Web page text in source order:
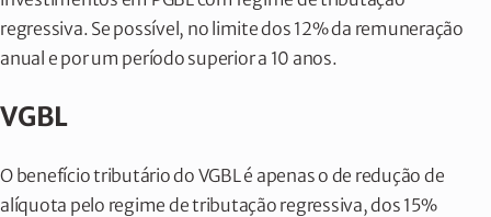
regressiva. Se possível, no limite dos 12% da remuneração
anual e por um período superior a 10 anos.
VGBL
O benefício tributário do VGBL é apenas o de redução de
alíquota pelo regime de tributação regressiva, dos 15%